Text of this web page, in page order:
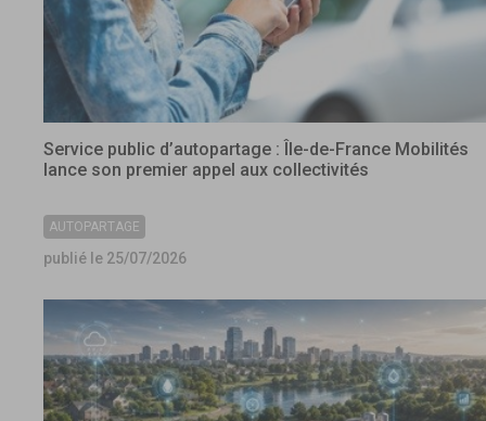
Service public d’autopartage : Île-de-France Mobilités
lance son premier appel aux collectivités
AUTOPARTAGE
publié le 25/07/2026